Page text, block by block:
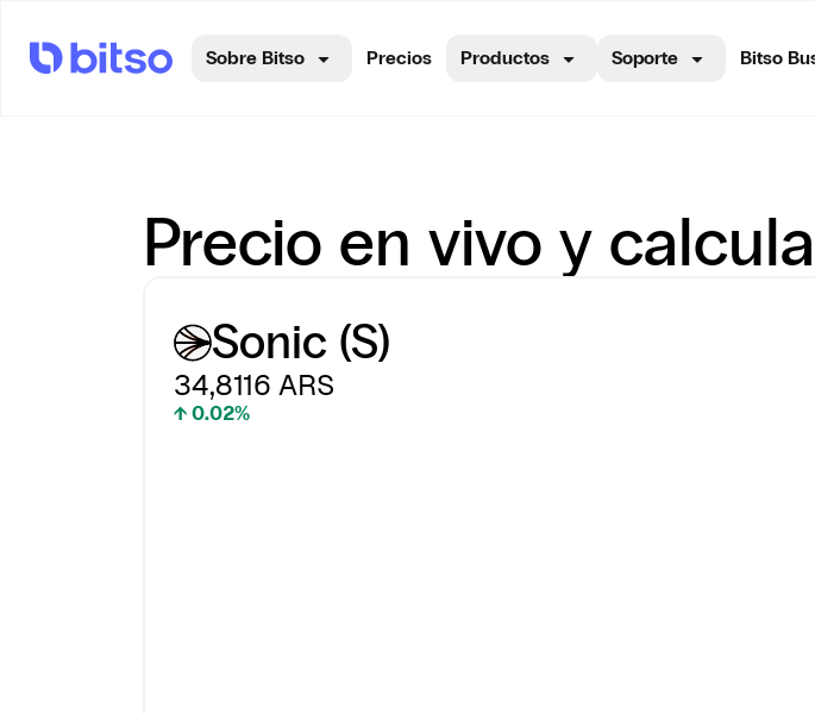
Sobre Bitso Precios Productos Soporte Bitso
Precio en vivo y
Sonic (S)
34,8116 ARS
↑ 0.02%